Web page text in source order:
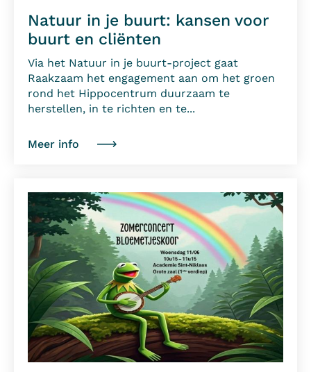
Natuur in je buurt: kansen voor
buurt en cliënten
Via het Natuur in je buurt-project gaat
Raakzaam het engagement aan om het groen
rond het Hippocentrum duurzaam te
herstellen, in te richten en te...
Meer info